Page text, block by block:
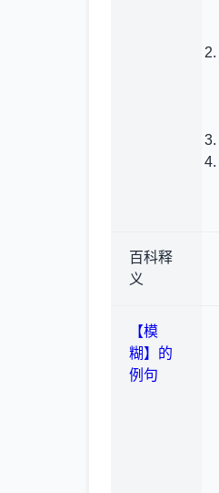
百科释
义
【模
糊】的
例句